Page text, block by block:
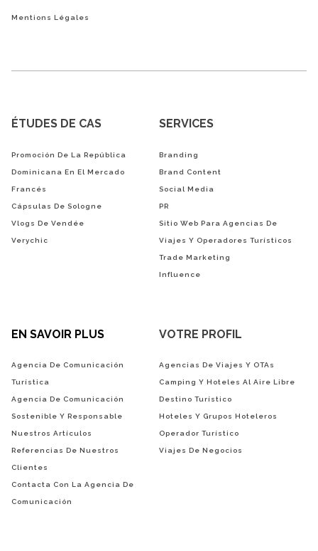
Mentions Légales
ÉTUDES DE CAS
Promoción De La República
Dominicana En El Mercado
Francés
Cápsulas De Sologne
Vlogs De Vendée
Verychic
SERVICES
Branding
Brand Content
Social Media
PR
Sitio Web Para Agencias De
Viajes Y Operadores Turísticos
Trade Marketing
Influence
EN SAVOIR PLUS
Agencia De Comunicación
Turística
Agencia De Comunicación
Sostenible Y Responsable
Nuestros Artículos
Referencias De Nuestros
Clientes
Contacta Con La Agencia De
Comunicación
VOTRE PROFIL
Agencias De Viajes Y OTAs
Camping Y Hoteles Al Aire Libre
Destino Turístico
Hoteles Y Grupos Hoteleros
Operador Turístico
Viajes De Negocios